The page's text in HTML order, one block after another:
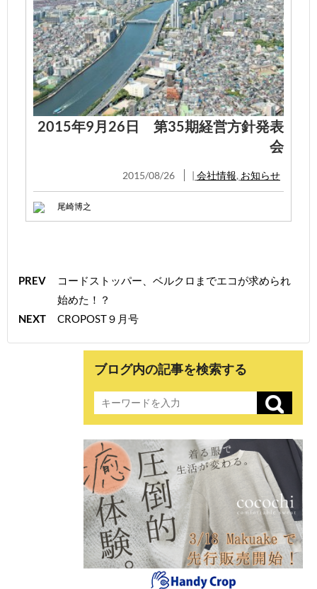
2015年9月26日 第35期経営方針発表
会
2015/08/26 | 会社情報, お知らせ
尾崎博之
PREV
コードストッパー、ベルクロまでエコが求められ
始めた！？
NEXT
CROPOST９月号
ブログ内の記事を検索する